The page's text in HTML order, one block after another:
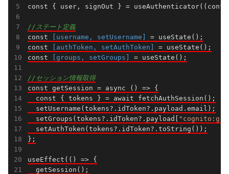
const { user, signOut } = useAuthenticator((
//ステート定義
const
username , setUsername = useState() ;
const
authToken , setAuthToken = useState() ;
const
[groups , setGroups = useState() ;
//セッション情報取得
const getSession = async
() => {
  const { tokens } = await fetch
AuthSession() ;
  set
Username(tokens?. idToken?. payload .email ) ;
  set
Groups(tokens?. idToken?. payload
  set
AuthToken(tokens?. idToken?.toString () );
};
useEffect(()
=> {
  get
Session() ;